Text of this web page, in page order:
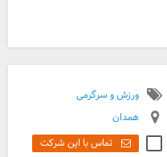
ورزش و سرگرمی
همدان
تماس با این شرکت